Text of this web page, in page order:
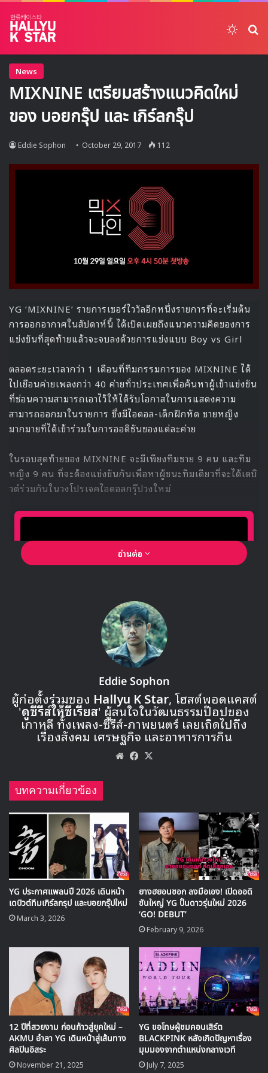
News
MIXNINE เตรียมสร้างแนวคิดใหม่
ของ บอยกรุ๊ป และ เกิร์ลกรุ๊ป
Eddie Sophon October 29, 2017 112
YG ‘MIXNINE’ รายการเซอร์ไววัลอีกหนึ่งรายการที่จะเริ่มต้น
การออกอากาศในสัปดาห์นี้ ได้เปิดเผยถึงแนวความคิดของการ
แข่งขันที่สุดท้ายแล้วจะจบลงด้วยการแข่งแบบ Boy vs Girl
ตลอดระยะเวลากว่า 1 เดือนที่ทีมกรรมการของ MIXNINE ได้
ไปเยือนค่ายเพลงกว่า 40 ค่ายทั่วประเทศเพื่อค้นหาผู้เข้าแข่งขัน
ที่ซ่อนความสามารถเอาไว้ให้ได้รับโอกาสในการแสดงความ
สามารถออกมาในรายการ ซึ่งมีไอดอล-เด็กฝึกหัด ชายหญิง
มากมายที่ได้เข้าร่วมในการออดิชันของแต่ละค่าย
ในรอบสุดท้ายของ MIXNINE จะมีเพียงทีมชาย 9 คน และทีม
หญิง 9 คน ที่จะต้องแข่งขันกันเพื่อหาผู้ชนะทีมเดียวที่จะได้เดบิ
วต์ร่วมกันในวงโปรเจคไอดอลกรุ๊ปวงใหม่
🎙GYUBIN ปลื้มเมืองไทยขนาดไหน? ถึงกลับมาถ่าย
MV เพลงใหม่ LIKE U 100 ที่กรุงเทพ
▶ คลิกดูสัมภาษณ์พิเศษ
ด้วยการแข่งขันแบบ Bou vs Girl ทำให้สื่อตั้งคำถามว่า มัน
เหมือนการวางตัวผู้ชนะของ MIXNINE ไว้แล้วว่าจะเป็นทีมชาย
ตัวอย่างจากกรณีของ Produce 101 ซีซัน 2 ที่มีกลุ่มแฟน
มากกว่า ซีซันแรก
PD ฮานดงชอล ได้พูดถึงเรื่องนี้ว่า
“ถ้าเทียบกับรายการอื่น ใน MIXNINE เราจะให้ความสำคัญกับ
การออดิชันมาก ซึ่งจะออกอากาศในส่วนนี้ 3-4 ตอน ซึ่งล่าสุดเรา
ถ่ายทำกันถึงตอนที่ 5 แล้ว ซึ่งเราได้คัดเลือกผู้เข้าแข่งขันจากรอ
อ่านต่อ
Eddie Sophon
ผู้ก่อตั้งร่วมของ Hallyu K Star, โฮสต์พอดแคสต์
'ดูซีรีส์ให้ซีเรียส' ผู้สนใจในวัฒนธรรมป๊อปของ
เกาหลี ทั้งเพลง-ซีรีส์-ภาพยนตร์ เลยเถิดไปถึง
เรื่องสังคม เศรษฐกิจ และอาหารการกิน
WebsiteFacebook
บทความเกี่ยวข้อง
YG ประกาศแพลนปี 2026 เดินหน้า
เดบิวต์ทีมเกิร์ลกรุป และบอยกรุ๊ปใหม่
March 3, 2026
ยางฮยอนซอก ลงมือเอง! เปิดออดิ
ชันใหญ่ YG ปั้นดาวรุ่นใหม่ 2026
‘GO! DEBUT’
February 9, 2026
12 ปีที่สวยงาม ก่อนก้าวสู่ยุคใหม่ –
AKMU อำลา YG เดินหน้าสู่เส้นทาง
ศิลปินอิสระ
November 21, 2025
YG ขอโทษผู้ชมคอนเสิร์ต
BLACKPINK หลังเกิดปัญหาเรื่อง
มุมมองจากตำแหน่งกลางเวที
July 7, 2025